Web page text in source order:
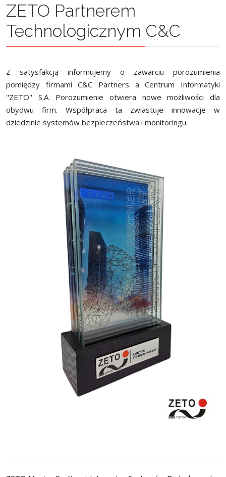
ZETO Partnerem
Technologicznym C&C
Z satysfakcją informujemy o zawarciu porozumienia
pomiędzy firmami C&C Partners a Centrum Informatyki
"ZETO" S.A. Porozumienie otwiera nowe możliwości dla
obydwu firm. Współpraca ta zwiastuje innowacje w
dziedzinie systemów bezpieczeństwa i monitoringu.